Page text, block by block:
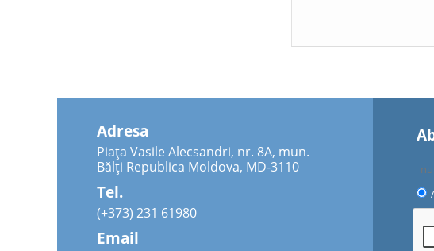
Adresa
Piața Vasile Alecsandri, nr. 8A, mun.
Bălți Republica Moldova, MD-3110
Tel.
(+373) 231 61980
Email